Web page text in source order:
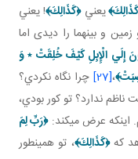
يعني﴿كَذَالِكَ﴾! يعني
و بينهما را ديدی اما
إِلَي الْإِبِلِ كَيْفَ خُلِقَتْ ٭وَ
﴾،[27]
چرا نگاه نکردي؟
ندارد؟ تو کور بودي،
اينکه عرض مي کند:﴿رَبِّ لِمَ
که﴿كَذَالِكَ﴾، تو همين طور